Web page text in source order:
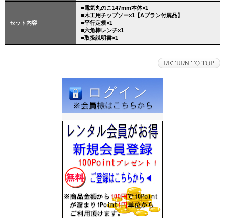
セット内容
■電気丸のこ147mm本体×1
■木工用チップソー×1【Aプラン付属品】
■平行定規×1
■六角棒レンチ×1
■取扱説明書×1